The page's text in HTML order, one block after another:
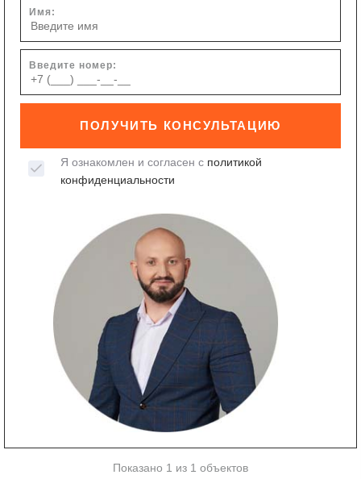
Имя:
Введите номер:
ПОЛУЧИТЬ КОНСУЛЬТАЦИЮ
Я ознакомлен и согласен с политикой
конфиденциальности
Показано 1 из 1 объектов